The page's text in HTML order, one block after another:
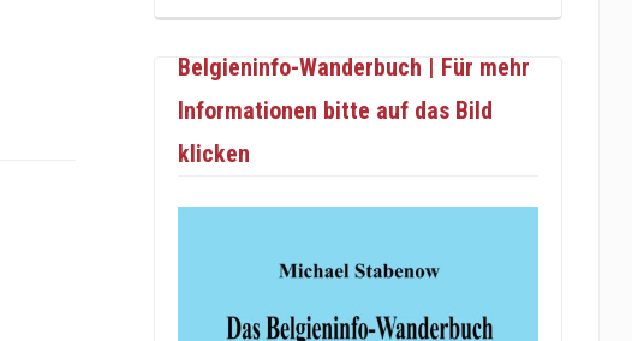
Belgieninfo-Wanderbuch | Für mehr
Informationen bitte auf das Bild
klicken